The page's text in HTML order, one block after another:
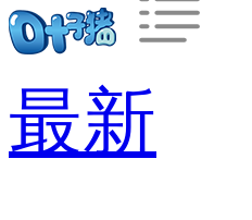
最新